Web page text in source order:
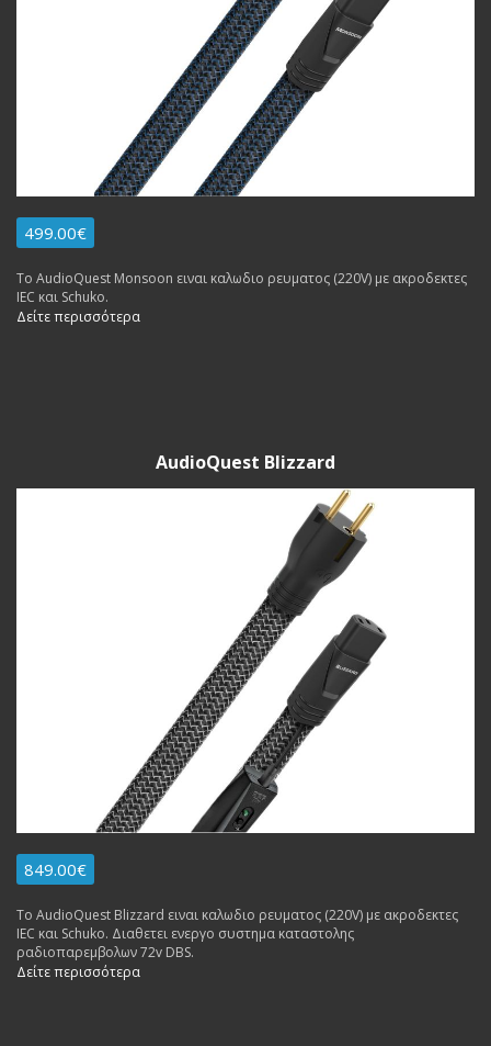
499.00€
Το AudioQuest Monsoon ειναι καλωδιο ρευματος (220V) με ακροδεκτες
IEC και Schuko.
Δείτε περισσότερα
AudioQuest Blizzard
849.00€
Το AudioQuest Blizzard ειναι καλωδιο ρευματος (220V) με ακροδεκτες
IEC και Schuko. Διαθετει ενεργο συστημα καταστολης
ραδιοπαρεμβολων 72v DBS.
Δείτε περισσότερα